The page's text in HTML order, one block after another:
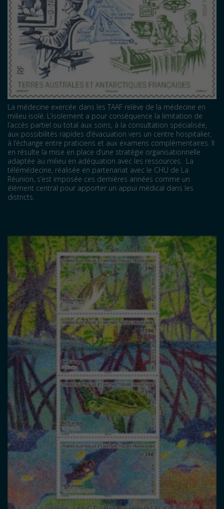
La médecine exercée dans les TAAF relève de la médecine en
milieu isolé. L’isolement a pour conséquence la limitation de
l’accès partiel ou total aux soins, à la consultation spécialisée,
aux possibilités rapides d’évacuation vers un centre hospitalier,
à l’échange entre praticiens et aux examens complémentaires. Il
en résulte la mise en place d’une stratégie organisationnelle
adaptée au milieu en adéquation avec les ressources. La
télémédecine, réalisée en partenariat avec le CHU de La
Réunion, s’est imposée ces dernières années comme un
élément central pour apporter un appui médical dans les
districts.